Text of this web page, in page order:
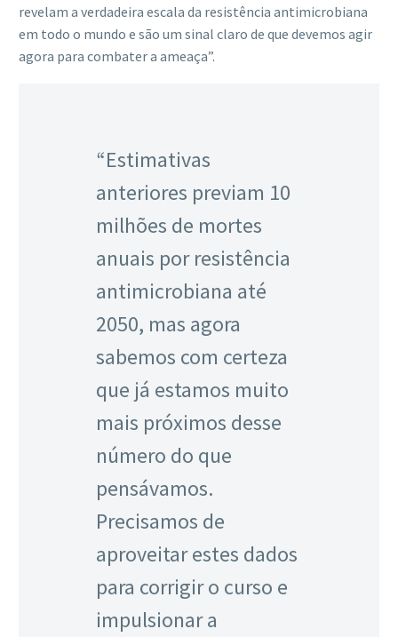
revelam a verdadeira escala da resistência antimicrobiana
em todo o mundo e são um sinal claro de que devemos agir
agora para combater a ameaça”.
“Estimativas
anteriores previam 10
milhões de mortes
anuais por resistência
antimicrobiana até
2050, mas agora
sabemos com certeza
que já estamos muito
mais próximos desse
número do que
pensávamos.
Precisamos de
aproveitar estes dados
para corrigir o curso e
impulsionar a